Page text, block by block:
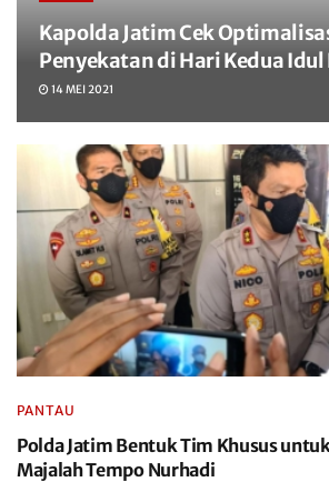
Kapolda Jatim Cek
Penyekatan di Hari Kedua
14 MEI 2021
PANTAU
Polda Jatim Bentuk Tim Khusus
Majalah Tempo Nurhadi